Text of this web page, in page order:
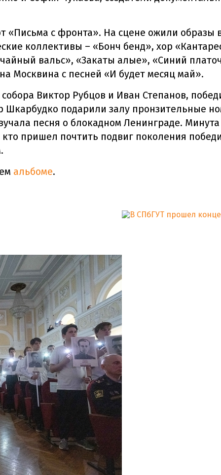
«Письма с фронта». На сцене ожили образы
коллективы – «Бонч бенд», хор
вальс», «Закаты алые», «Синий
Москвина с песней «И будет месяц май».
Виктор Рубцов и Иван Степанов,
Шкарбудко подарили залу пронзительные
песня о блокадном Ленинграде.
пришел почтить подвиг поколения
альбоме.